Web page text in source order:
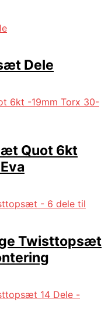
Dele
Quot 6kt
Twisttopsæt